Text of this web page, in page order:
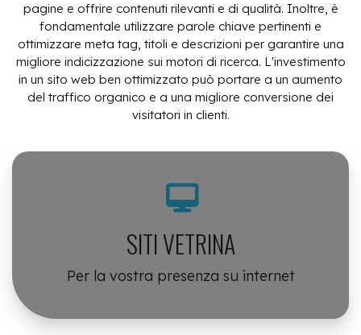
pagine e offrire contenuti rilevanti e di qualità. Inoltre, è
fondamentale utilizzare parole chiave pertinenti e
ottimizzare meta tag, titoli e descrizioni per garantire una
migliore indicizzazione sui motori di ricerca. L'investimento
in un sito web ben ottimizzato può portare a un aumento
del traffico organico e a una migliore conversione dei
visitatori in clienti.
SITI VETRINA
Per la vostra presenza su internet